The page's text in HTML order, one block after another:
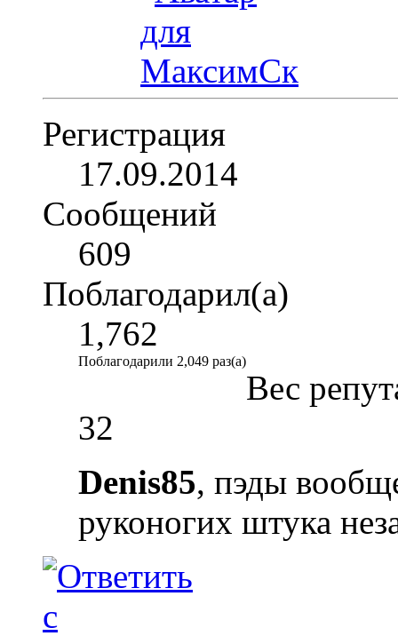
Регистрация
17.09.2014
Сообщений
609
Поблагодарил(а)
1,762
Поблагодарили 2,049 раз(а)
Вес
32
Denis85, пэды
руконогих штука